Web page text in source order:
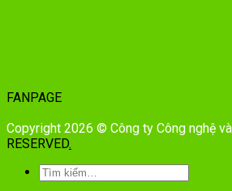
FANPAGE
Copyright 2026 © Công ty Công nghệ
RESERVED.